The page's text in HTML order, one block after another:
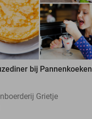
bij
Grietje